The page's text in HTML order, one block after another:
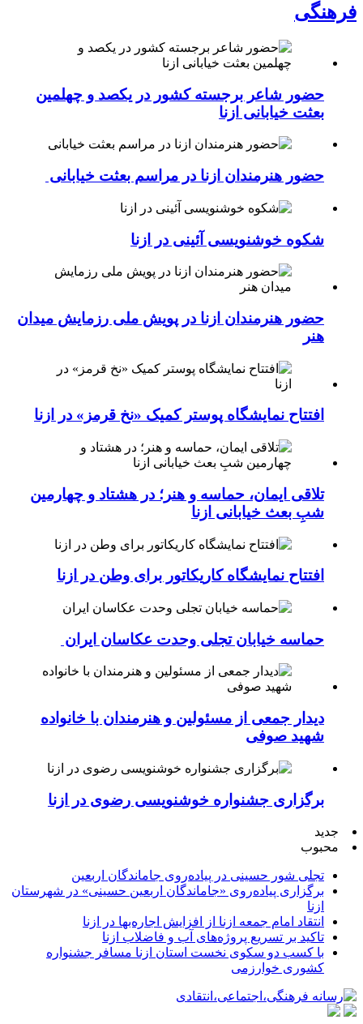
فرهنگی
حضور شاعر برجسته کشور در یکصد و چهلمین
بعثت خیابانی ازنا
حضور هنرمندان ازنا در مراسم بعثت خیابانی
شکوه خوشنویسی آئینی در ازنا
حضور هنرمندان ازنا در پویش ملی رزمایش میدان
هنر
افتتاح نمایشگاه پوستر کمیک «نخ قرمز» در ازنا
تلاقی ایمان، حماسه و هنر؛ در هشتاد و چهارمین
شبِ بعث خیابانی ازنا
افتتاح نمایشگاه کاریکاتور برای وطن در ازنا
حماسه خیابان تجلی وحدت عکاسان ایران
دیدار جمعی از مسئولین و هنرمندان با خانواده
شهید صوفی
برگزاری جشنواره خوشنویسی رضوی در ازنا
جدید
محبوب
تجلی شور حسینی در پیاده‌روی جاماندگان اربعین
برگزاری پیاده‌روی «جاماندگان اربعین حسینی» در شهرستان
ازنا
انتقاد امام جمعه ازنا از افزایش اجاره‌بها در ازنا
تاکید بر تسریع پروژه‌های آب و فاضلاب ازنا
با کسب دو سکوی نخست استان ازنا مسافر جشنواره
کشوری خوارزمی